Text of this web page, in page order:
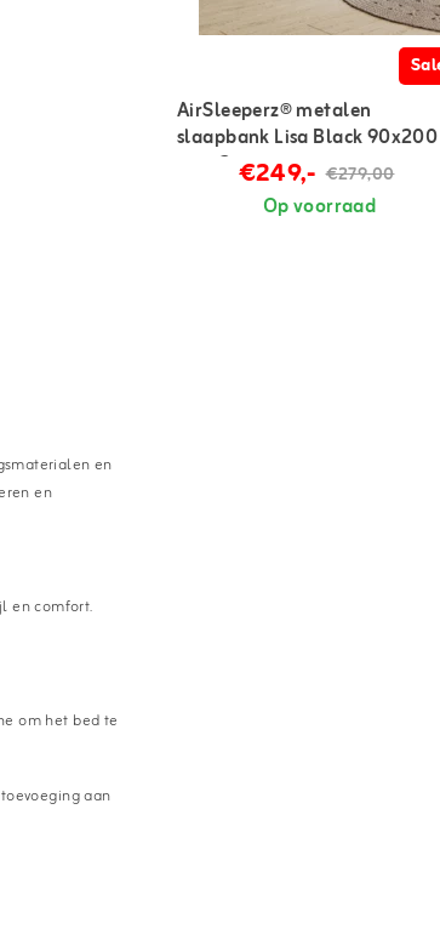
en
en
en comfort.
om het bed te
aan
AirSleeperz® metalen
slaapbank Lisa Black 90x200
cm - 2 persoons
€249,- €279,00
Op voorraad